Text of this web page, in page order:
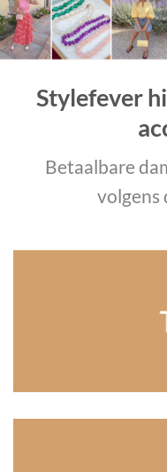
Stylefever
Betaalbare
volgens